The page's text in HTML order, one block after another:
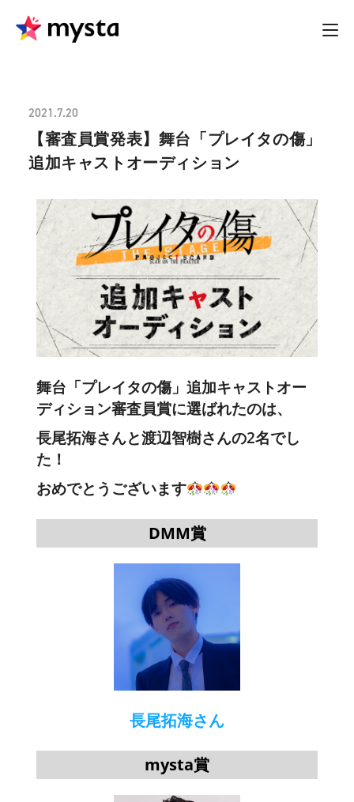
2021.7.20
【審査員賞発表】舞台「プレイタの傷」
追加キャストオーディション
舞台「プレイタの傷」追加キャストオー
ディション審査員賞に選ばれたのは、
長尾拓海さんと渡辺智樹さんの2名でし
た！
おめでとうございます
DMM賞
長尾拓海さん
mysta賞